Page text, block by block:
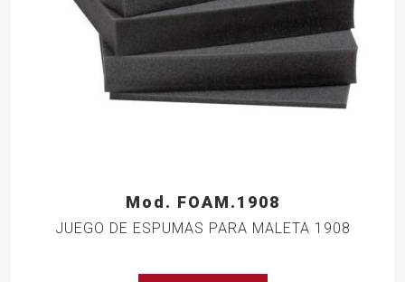
Mod. FOAM.1908
JUEGO DE ESPUMAS PARA MALETA 1908